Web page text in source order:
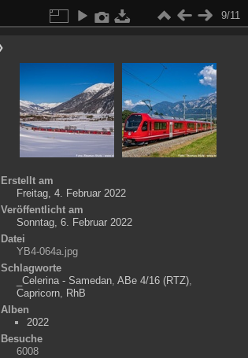
9/11
Erstellt am
Freitag, 4. Februar 2022
Veröffentlicht am
Sonntag, 6. Februar 2022
Datei
YB4-064a.jpg
Schlagworte
_Celerina - Samedan, ABe 4/16 (RTZ),
Capricorn, RhB
Alben
2022
Besuche
6008